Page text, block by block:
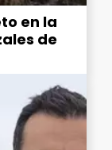
en la
de